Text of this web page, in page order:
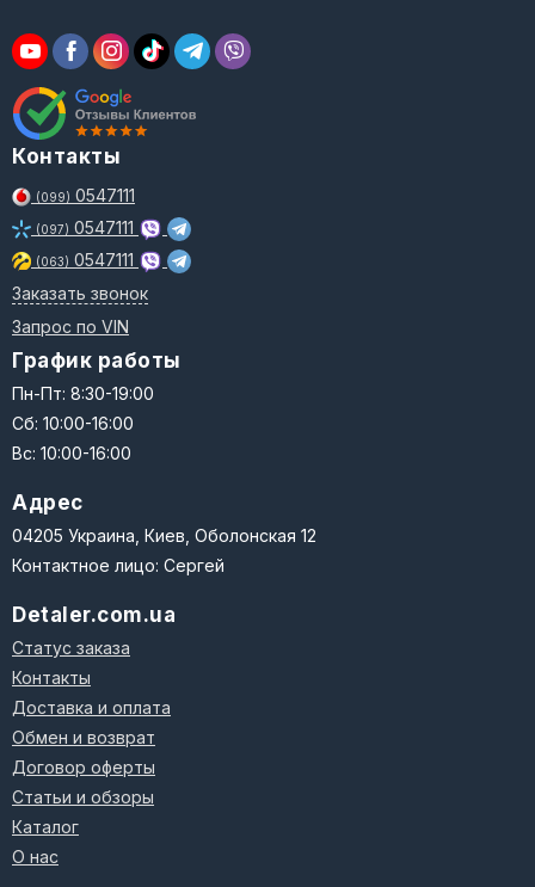
Контакты
(099) 0547111
(097) 0547111
(063) 0547111
Заказать звонок
Запрос по VIN
График работы
Пн-Пт: 8:30-19:00
Сб: 10:00-16:00
Вс: 10:00-16:00
Адрес
04205 Украина, Киев, Оболонская 12
Контактное лицо: Сергей
Detaler.com.ua
Статус заказа
Контакты
Доставка и оплата
Обмен и возврат
Договор оферты
Статьи и обзоры
Каталог
О нас